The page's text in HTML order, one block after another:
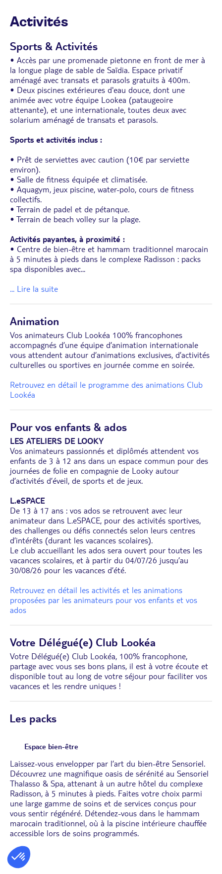
Activités
Sports & Activités
• Accès par une promenade pietonne en front de mer à
la longue plage de sable de Saïdia. Espace privatif
aménagé avec transats et parasols gratuits à 400m.
• Deux piscines extérieures d'eau douce, dont une
animée avec votre équipe Lookea (pataugeoire
attenante), et une internationale, toutes deux avec
solarium aménagé de transats et parasols.
Sports et activités inclus :
• Prêt de serviettes avec caution (10€ par serviette
environ).
• Salle de fitness équipée et climatisée.
• Aquagym, jeux piscine, water-polo, cours de fitness
collectifs.
• Terrain de padel et de pétanque.
• Terrain de beach volley sur la plage.
Activités payantes, à proximité :
• Centre de bien-être et hammam traditionnel marocain
à 5 minutes à pieds dans le complexe Radisson : packs
spa disponibles avec...
... Lire la suite
Animation
Vos animateurs Club Lookéa 100% francophones
accompagnés d’une équipe d’animation internationale
vous attendent autour d’animations exclusives, d’activités
culturelles ou sportives en journée comme en soirée.
Retrouvez en détail le programme des animations Club
Lookéa
Pour vos enfants & ados
LES ATELIERS DE LOOKY
Vos animateurs passionnés et diplômés attendent vos
enfants de 3 à 12 ans dans un espace commun pour des
journées de folie en compagnie de Looky autour
d’activités d’éveil, de sports et de jeux.
L.eSPACE
De 13 à 17 ans : vos ados se retrouvent avec leur
animateur dans L.eSPACE, pour des activités sportives,
des challenges ou défis connectés selon leurs centres
d’intérêts (durant les vacances scolaires).
Le club accueillant les ados sera ouvert pour toutes les
vacances scolaires, et à partir du 04/07/26 jusqu’au
30/08/26 pour les vacances d’été.
Retrouvez en détail les activités et les animations
proposées par les animateurs pour vos enfants et vos
ados
Votre Délégué(e) Club Lookéa
Votre Délégué(e) Club Lookéa, 100% francophone,
partage avec vous ses bons plans, il est à votre écoute et
disponible tout au long de votre séjour pour faciliter vos
vacances et les rendre uniques !
Les packs
Espace bien-être
Laissez-vous envelopper par l’art du bien-être Sensoriel.
Découvrez une magnifique oasis de sérénité au Sensoriel
Thalasso & Spa, attenant à un autre hôtel du complexe
Radisson, à 5 minutes à pieds. Faites votre choix parmi
une large gamme de soins et de services conçus pour
vous sentir régénéré. Détendez-vous dans le hammam
marocain traditionnel, où à la piscine intérieure chauffée
accessible lors de soins programmés.